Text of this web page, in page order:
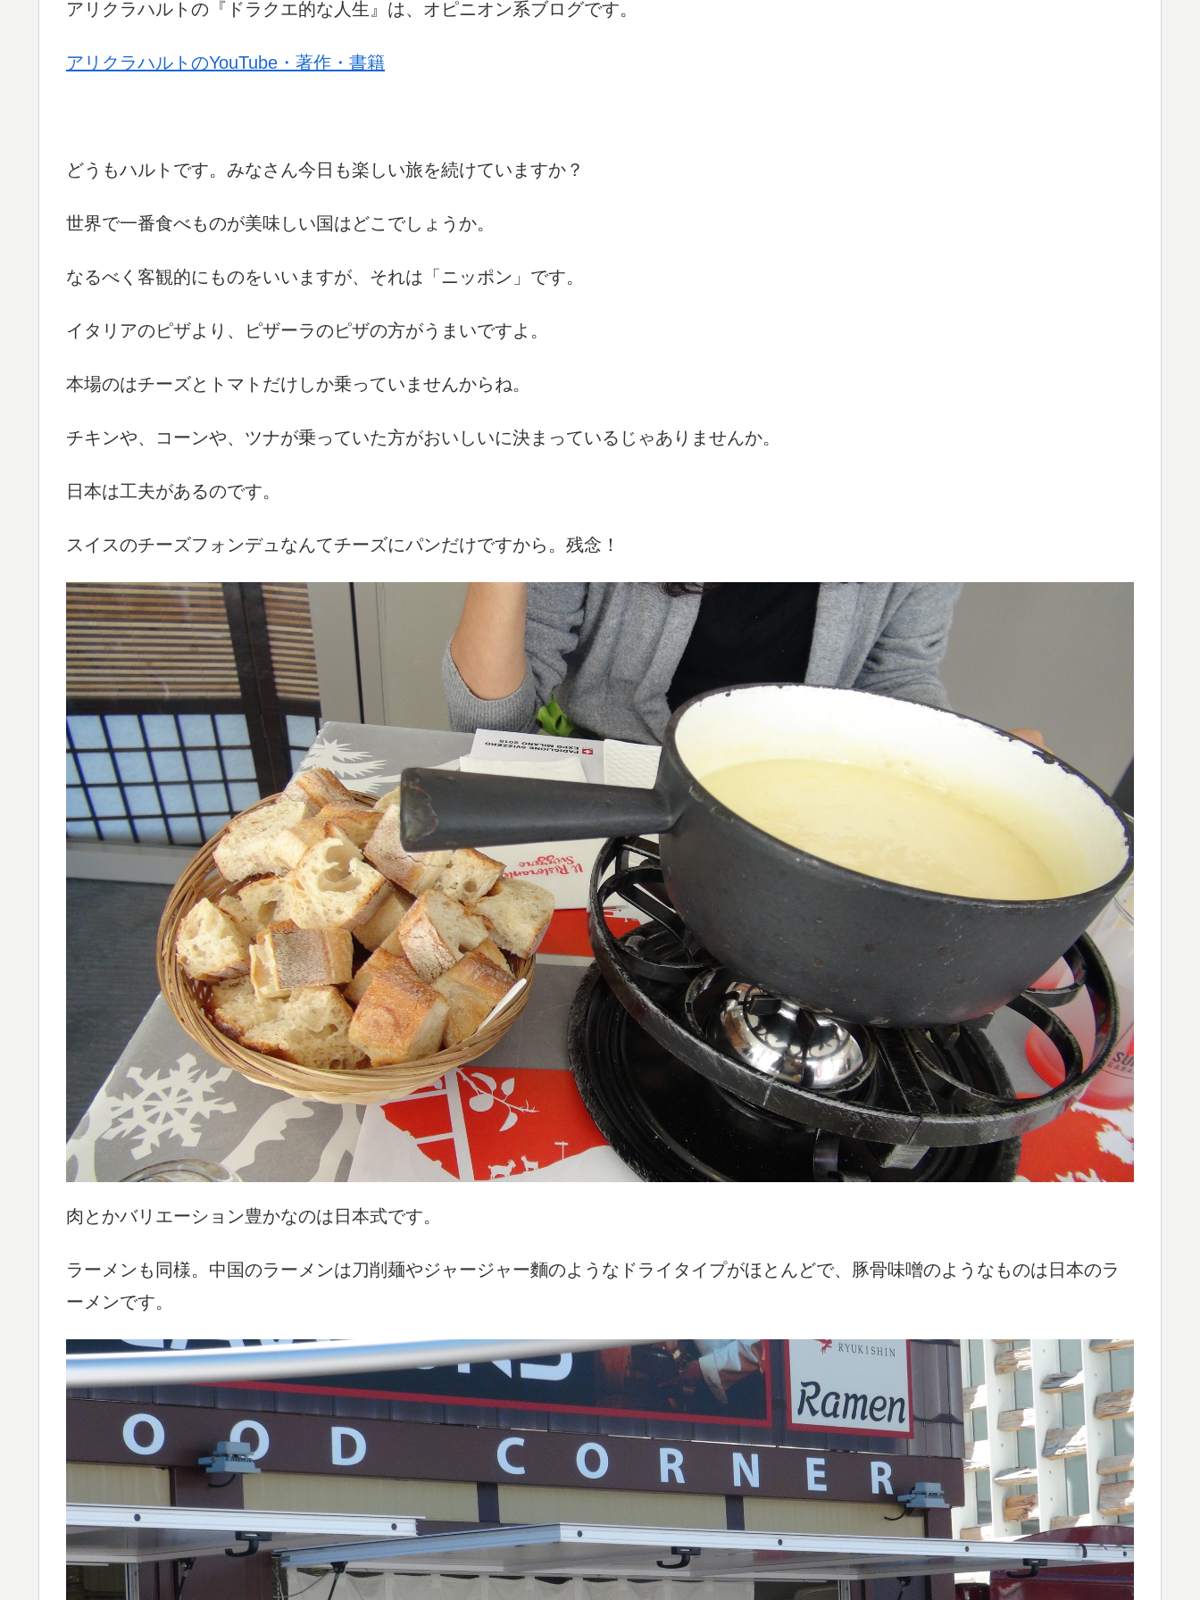
アリクラハルトの『ドラクエ的な人生』は、オピニオン系ブログです。
アリクラハルトのYouTube・著作・書籍
どうもハルトです。みなさん今日も楽しい旅を続けていますか？
世界で一番食べものが美味しい国はどこでしょうか。
なるべく客観的にものをいいますが、それは「ニッポン」です。
イタリアのピザより、ピザーラのピザの方がうまいですよ。
本場のはチーズとトマトだけしか乗っていませんからね。
チキンや、コーンや、ツナが乗っていた方がおいしいに決まっているじゃありませんか。
日本は工夫があるのです。
スイスのチーズフォンデュなんてチーズにパンだけですから。残念！
肉とかバリエーション豊かなのは日本式です。
ラーメンも同様。中国のラーメンは刀削麺やジャージャー麵のようなドライタイプがほとんどで、豚骨味噌のようなものは日本のラ
ーメンです。